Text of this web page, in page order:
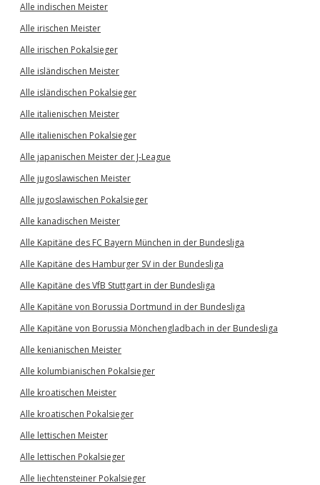
Alle indischen Meister
Alle irischen Meister
Alle irischen Pokalsieger
Alle isländischen Meister
Alle isländischen Pokalsieger
Alle italienischen Meister
Alle italienischen Pokalsieger
Alle japanischen Meister der J-League
Alle jugoslawischen Meister
Alle jugoslawischen Pokalsieger
Alle kanadischen Meister
Alle Kapitäne des FC Bayern München in der Bundesliga
Alle Kapitäne des Hamburger SV in der Bundesliga
Alle Kapitäne des VfB Stuttgart in der Bundesliga
Alle Kapitäne von Borussia Dortmund in der Bundesliga
Alle Kapitäne von Borussia Mönchengladbach in der Bundesliga
Alle kenianischen Meister
Alle kolumbianischen Pokalsieger
Alle kroatischen Meister
Alle kroatischen Pokalsieger
Alle lettischen Meister
Alle lettischen Pokalsieger
Alle liechtensteiner Pokalsieger